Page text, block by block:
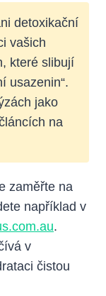
detoxikační
vašich
které slibují
usazenin“.
jako
na
zaměřte na
například v
.
v
čistou